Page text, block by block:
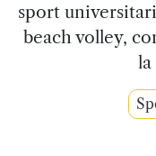
sport
beach volley,
la